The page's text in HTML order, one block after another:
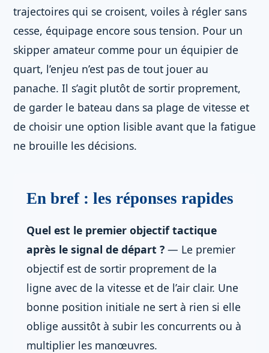
trajectoires qui se croisent, voiles à régler sans
cesse, équipage encore sous tension. Pour un
skipper amateur comme pour un équipier de
quart, l’enjeu n’est pas de tout jouer au
panache. Il s’agit plutôt de sortir proprement,
de garder le bateau dans sa plage de vitesse et
de choisir une option lisible avant que la fatigue
ne brouille les décisions.
En bref : les réponses rapides
Quel est le premier objectif tactique
après le signal de départ ? — Le premier
objectif est de sortir proprement de la
ligne avec de la vitesse et de l’air clair. Une
bonne position initiale ne sert à rien si elle
oblige aussitôt à subir les concurrents ou à
multiplier les manœuvres.